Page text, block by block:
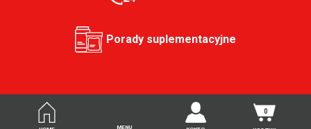
MENU
0
Porady suplementacyjne